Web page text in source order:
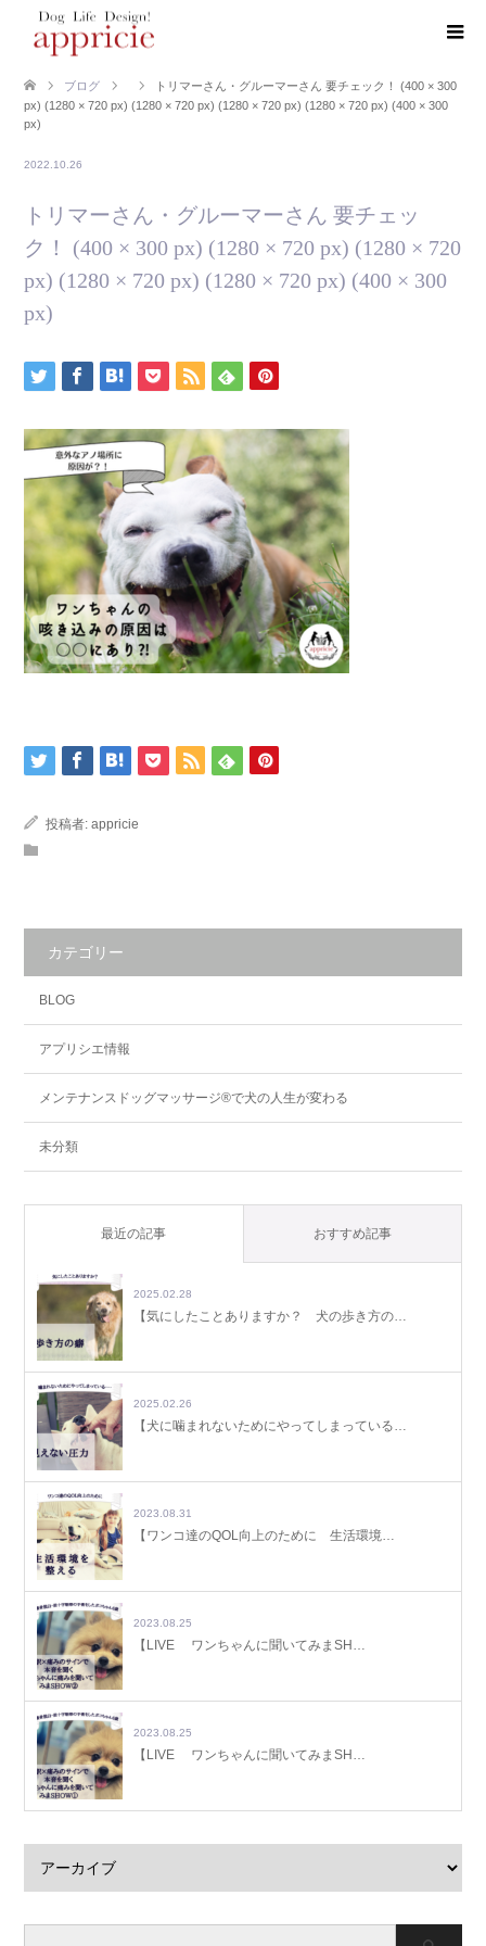
ブログ
トリマーさん・グルーマーさん 要チェック！ (400 × 300
px) (1280 × 720 px) (1280 × 720 px) (1280 × 720 px) (1280 × 720 px) (400 × 300
px)
2022.10.26
トリマーさん・グルーマーさん 要チェッ
ク！ (400 × 300 px) (1280 × 720 px) (1280 × 720
px) (1280 × 720 px) (1280 × 720 px) (400 × 300
px)
投稿者: appricie
カテゴリー
BLOG
アプリシエ情報
メンテナンスドッグマッサージ®で犬の人生が変わる
未分類
最近の記事 おすすめ記事
2025.02.28
【気にしたことありますか？ 犬の歩き方の…
2025.02.26
【犬に噛まれないためにやってしまっている…
2023.08.31
【ワンコ達のQOL向上のために 生活環境…
2023.08.25
【LIVE ワンちゃんに聞いてみまSH…
2023.08.25
【LIVE ワンちゃんに聞いてみまSH…